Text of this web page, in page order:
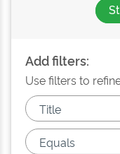
Add filters:
Use filters to